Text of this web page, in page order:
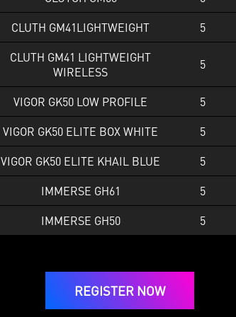
CLUTH GM41LIGHTWEIGHT
5
CLUTH GM41 LIGHTWEIGHT
WIRELESS
5
VIGOR GK50 LOW PROFILE 5
VIGOR GK50 ELITE BOX WHITE
5
VIGOR GK50 ELITE KHAIL BLUE
5
IMMERSE GH61 5
IMMERSE GH50
5
REGISTER NOW